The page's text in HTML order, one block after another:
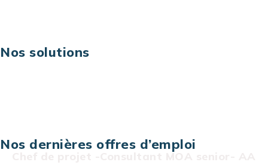
Nos solutions
Nos dernières offres d’emploi
Chef de projet -Consultant MOA senior- AA